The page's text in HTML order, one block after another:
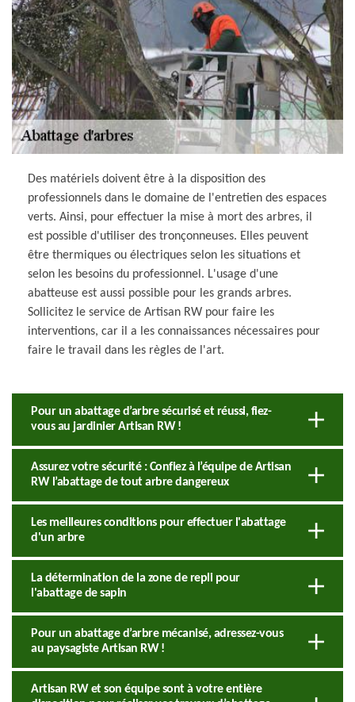
Des matériels doivent être à la disposition des
professionnels dans le domaine de l'entretien des espaces
verts. Ainsi, pour effectuer la mise à mort des arbres, il
est possible d'utiliser des tronçonneuses. Elles peuvent
être thermiques ou électriques selon les situations et
selon les besoins du professionnel. L'usage d'une
abatteuse est aussi possible pour les grands arbres.
Sollicitez le service de Artisan RW pour faire les
interventions, car il a les connaissances nécessaires pour
faire le travail dans les règles de l'art.
Pour un abattage d’arbre sécurisé et réussi, fiez-
vous au jardinier Artisan RW !
Assurez votre sécurité : Confiez à l’équipe de Artisan
RW l’abattage de tout arbre dangereux
Les meilleures conditions pour effectuer l'abattage
d'un arbre
La détermination de la zone de repli pour
l'abattage de sapin
Pour un abattage d’arbre mécanisé, adressez-vous
au paysagiste Artisan RW !
Artisan RW et son équipe sont à votre entière